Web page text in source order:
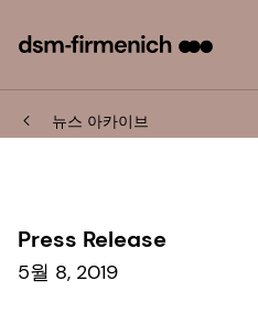
뉴스 아카이브
Press Release
5월 8, 2019